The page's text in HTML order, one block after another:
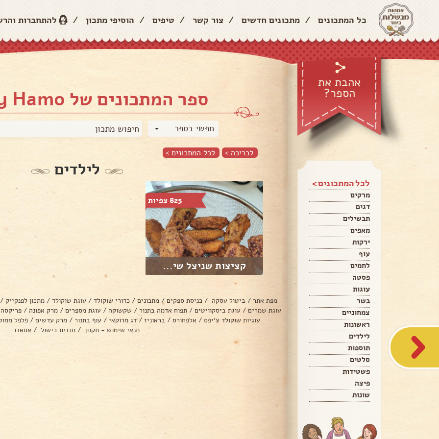
כל המתכונים / מתכונים חדשים / צור קשר / טיפים / הוסיפי מתכון / להתחברות
אהבת את
הספר?
לכל המתכונים >
מרקים
דגים
תבשילים
מאפים
ירקות
עוף
לחמים
פסטה
עוגות
בשר
צמחוניים
ראשונות
לילדים
תוספות
סלטים
פשטידות
פיצה
שונות
ספר המתכונים של Sidney Hamo
חפשי בספר
לכריכה > לכל המתכונים >
לילדים
825 צפיות
קציצות שניצל שי...
מפת אתר / ביטול עסקה / כניסת ספקים / מתכונים / כדורי שוקולד / עוגת שוקולד / מתכון לפנקייק /
עוגת שמרים / עוגת ביסקוויטים / תפוח אדמה בתנור / שקשוקה / עוגת מספרים / מרק אפונה / פריקסה
עוגיות שוקולד צ׳יפס / אלפחורס / בראוניז / דג מרוקאי / עוף בתנור / מרק עדשים / פלפל
תנאי שימוש - תקנון / תכנית בישול / אסאדו